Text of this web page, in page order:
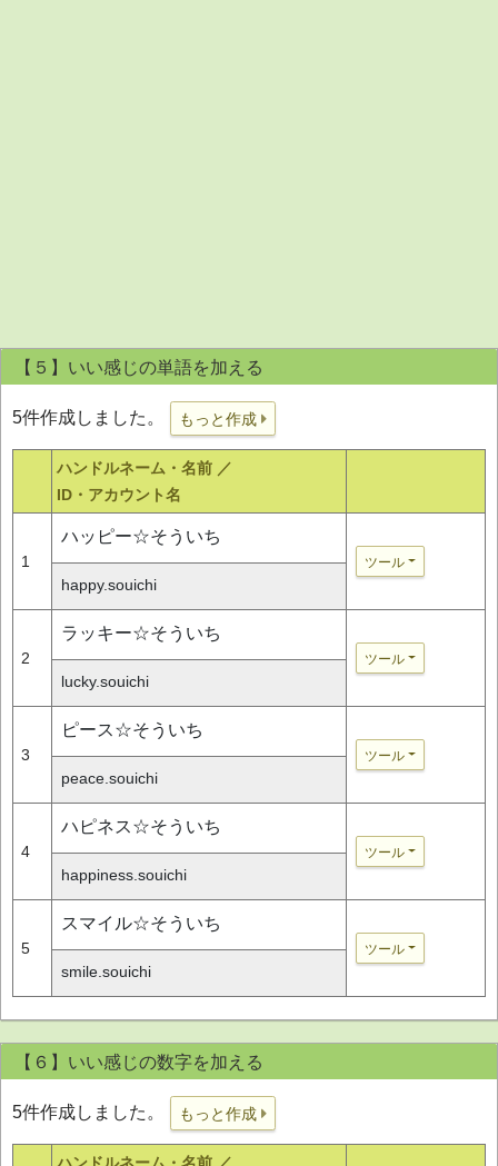
【５】いい感じの単語を加える
5件作成しました。 もっと作成
ハンドルネーム・名前 ／
ID・アカウント名
1
ハッピー☆そういち
ツール
happy.souichi
2
ラッキー☆そういち
ツール
lucky.souichi
3
ピース☆そういち
ツール
peace.souichi
4
ハピネス☆そういち
ツール
happiness.souichi
5
スマイル☆そういち
ツール
smile.souichi
【６】いい感じの数字を加える
5件作成しました。 もっと作成
ハンドルネーム・名前 ／